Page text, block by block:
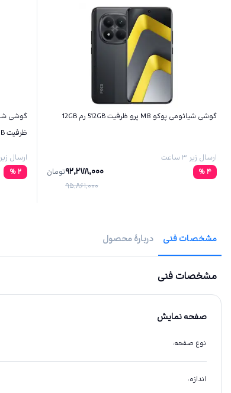
گوشی شیائومی پوکو M8 پرو ظرفیت 512GB رم 12GB
ارسال زیر ۳ ساعت
4
%
92,278,000
95,861,000
تومان
ظرفیت 256GB رم 12GB
ارسال زیر ۳ ساعت
2
%
مشخصات فنی دربارهٔ محصول
مشخصات فنی
صفحه نمایش
نوع صفحه:
اندازه: